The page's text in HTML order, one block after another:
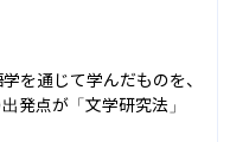
を通じて学んだものを、
発点が「文学研究法」